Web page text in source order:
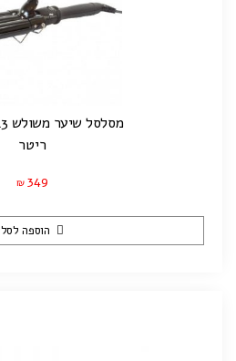
מסלסל שיער משולש XSZ – L3 –
ריטר
₪ 349
הוספה לסל